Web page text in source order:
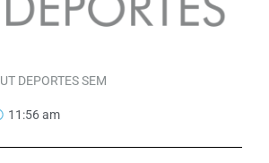
DEPORTES SEM
11:56 am